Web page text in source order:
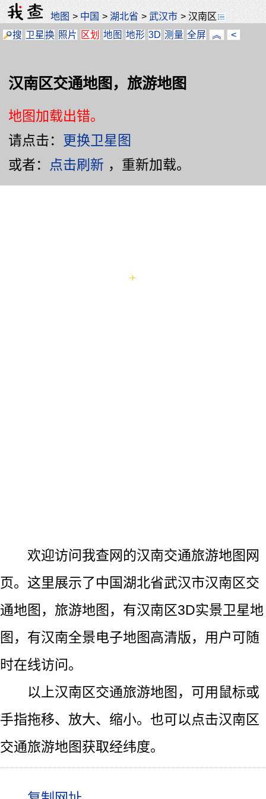
地图 > 中国 >湖北省 >武汉市 >汉南区
搜 卫星换 照片 区划 地图 地形 3D 测量 全屏 ︽ <
汉南区交通地图，旅游地图
地图加载出错。
请点击： 更换卫星图
或者： 点击刷新 ，重新加载。
欢迎访问我查网的汉南交通旅游地图网
页。这里展示了中国湖北省武汉市汉南区交
通地图，旅游地图，有汉南区3D实景卫星地
图，有汉南全景电子地图高清版，用户可随
时在线访问。
以上汉南区交通旅游地图，可用鼠标或
手指拖移、放大、缩小。也可以点击汉南区
交通旅游地图获取经纬度。